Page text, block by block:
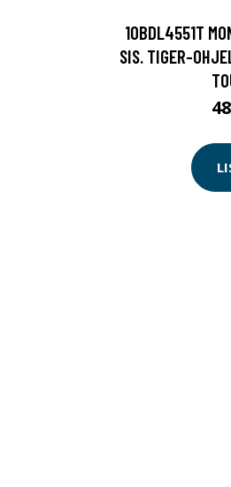
10BDL4551T
SIS. TIGER-